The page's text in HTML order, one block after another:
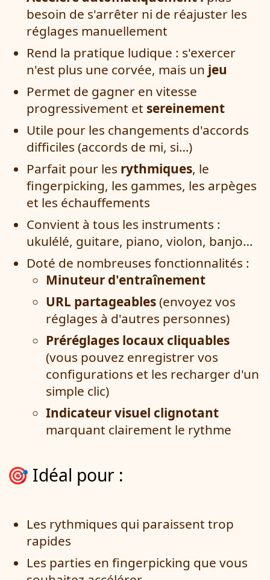
besoin de s'arrêter ni de réajuster les
réglages manuellement
Rend la pratique ludique : s'exercer
n'est plus une corvée, mais un jeu
Permet de gagner en vitesse
progressivement et sereinement
Utile pour les changements d'accords
difficiles (accords de mi, si…)
Parfait pour les rythmiques, le
fingerpicking, les gammes, les arpèges
et les échauffements
Convient à tous les instruments :
ukulélé, guitare, piano, violon, banjo…
Doté de nombreuses fonctionnalités :
Minuteur d'entraînement
URL partageables(envoyez vos
réglages à d'autres personnes)
Préréglages locaux cliquables
(vous pouvez enregistrer vos
configurations et les recharger d'un
simple clic)
Indicateur visuel clignotant
marquant clairement le rythme
🎯 Idéal pour :
Les rythmiques qui paraissent trop
rapides
Les parties en fingerpicking que vous